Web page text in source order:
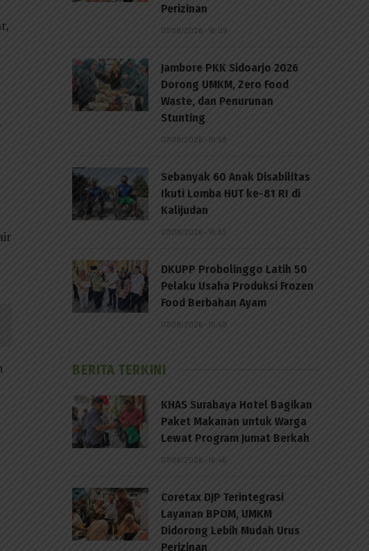
Perizinan
07/08/2026 - 16:09
Jambore PKK Sidoarjo 2026
Dorong UMKM, Zero Food
Waste, dan Penurunan
Stunting
07/08/2026 - 15:59
Sebanyak 60 Anak Disabilitas
Ikuti Lomba HUT ke-81 RI di
Kalijudan
07/08/2026 - 15:53
DKUPP Probolinggo Latih 50
Pelaku Usaha Produksi Frozen
Food Berbahan Ayam
07/08/2026 - 15:49
BERITA TERKINI
KHAS Surabaya Hotel Bagikan
Paket Makanan untuk Warga
Lewat Program Jumat Berkah
07/08/2026 - 16:46
Coretax DJP Terintegrasi
Layanan BPOM, UMKM
Didorong Lebih Mudah Urus
Perizinan